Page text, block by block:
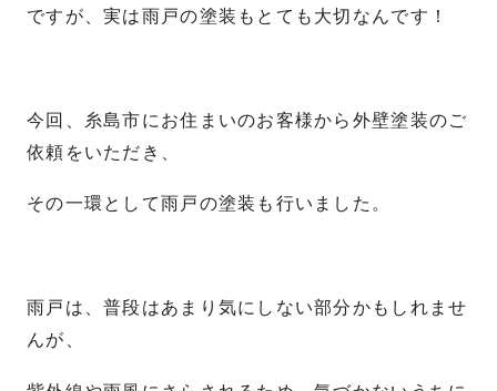
ですが、実は雨戸の塗装もとても大切なんです！
今回、糸島市にお住まいのお客様から外壁塗装のご
依頼をいただき、
その一環として雨戸の塗装も行いました。
雨戸は、普段はあまり気にしない部分かもしれませ
んが、